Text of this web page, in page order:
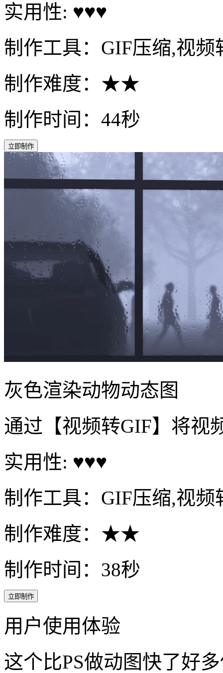
实用性: ♥♥♥
制作工具：GIF压缩,视频
制作难度：★★
制作时间：44秒
立即制作
灰色渲染动物动态图
通过【视频转GIF】将视
实用性: ♥♥♥
制作工具：GIF压缩,视频
制作难度：★★
制作时间：38秒
立即制作
用户使用体验
这个比PS做动图快了好